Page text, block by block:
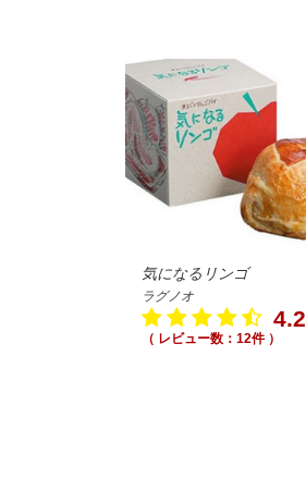
気になるリンゴ
ラグノオ
4.2
（ レビュー数：12件 ）